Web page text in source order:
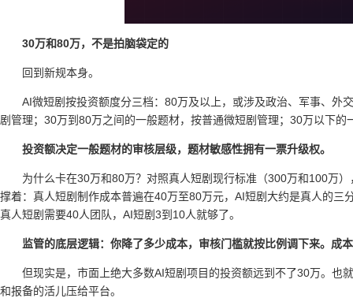
30万和80万，不是拍脑袋定的
回到新规本身。
AI微短剧按投资额度分三档：80万及以上，或涉及政治、军事、外
剧管理；30万到80万之间的一般题材，按普通微短剧管理；30万以下的
投资额决定一般题材的审核层级，题材敏感性拥有一票升级权。
为什么卡在30万和80万？对照真人短剧现行标准（300万和100万
撑着：真人短剧制作成本普遍在40万至80万元，AI短剧大约是真人的
真人短剧需要40人团队，AI短剧3到10人就够了。
监管的底层逻辑：你降了多少成本，审核门槛就按比例调下来。成
但现实是，市面上绝大多数AI短剧项目的投资额远到不了30万。也
和报备的活儿压给平台。